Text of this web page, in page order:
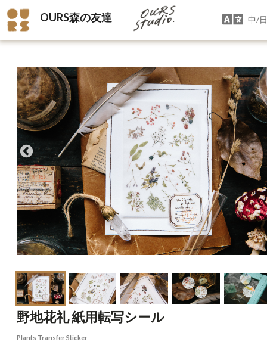
OURS森の友達 中/
野地花礼 紙用転写シール
Plants Transfer Sticker